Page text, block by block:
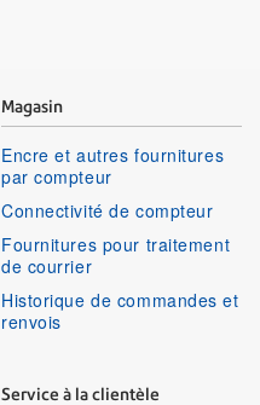
Magasin
Encre et autres fournitures
par compteur
Connectivité de compteur
Fournitures pour traitement
de courrier
Historique de commandes et
renvois
Service à la clientèle